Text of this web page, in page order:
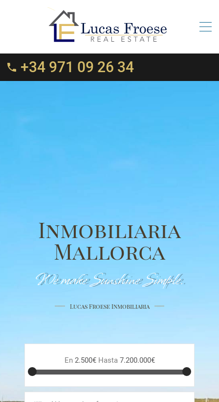
+34 971 09 26 34
Inmobiliaria
Mallorca
We make Sunshine Simple.
Lucas Froese Inmobiliaria
En 2.500€ Hasta 7.200.000€